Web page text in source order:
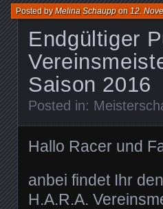
Endgültiger
Saison 2016
Posted byMelina Schauppon12.
Posted in:
Hallo Racer und
anbei findet Ihr den
H.A.R.A.